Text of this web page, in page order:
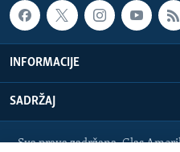
INFORMACIJE
SADRŽAJ
Sva prava zadržana. Glas